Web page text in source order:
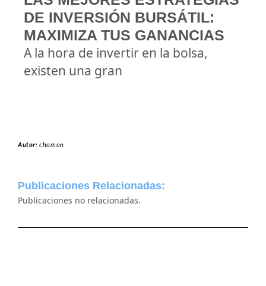
DE INVERSIÓN BURSÁTIL:
MAXIMIZA TUS GANANCIAS
A la hora de invertir en la bolsa,
existen una gran
Autor:chomon
Publicaciones Relacionadas:
Publicaciones no relacionadas.